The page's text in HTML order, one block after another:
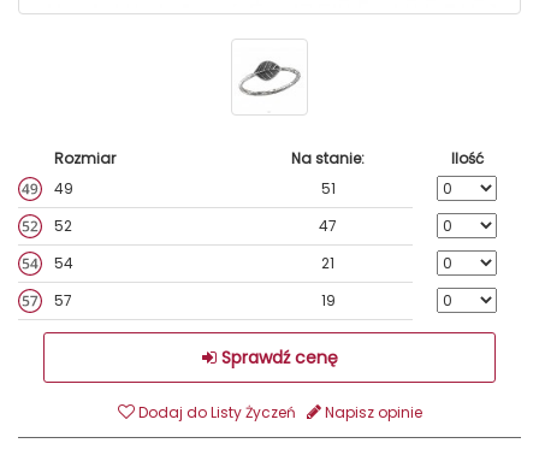
Rozmiar Na stanie:
Ilość
49
51
52
47
54
21
57
19
Sprawdź cenę
Dodaj do Listy Życzeń Napisz opinie